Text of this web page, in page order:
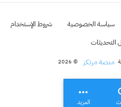
سياسة الخصوصية
شروط الإستخدام
منصة مرتكز © 2026
المزيد